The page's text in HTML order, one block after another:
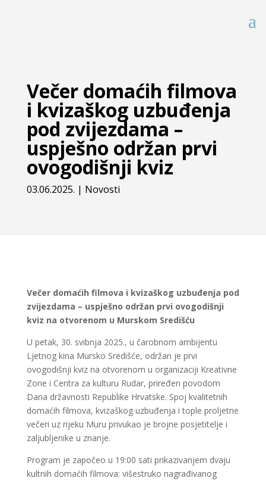
Večer domaćih filmova
i kvizaškog uzbuđenja
pod zvijezdama –
uspješno održan prvi
ovogodišnji kviz
03.06.2025. | Novosti
Večer domaćih filmova i kvizaškog uzbuđenja pod
zvijezdama – uspješno održan prvi ovogodišnji
kviz na otvorenom u Murskom Središću
U petak, 30. svibnja 2025., u čarobnom ambijentu
Ljetnog kina Mursko Središće, održan je prvi
ovogodišnji kviz na otvorenom u organizaciji Kreativne
Zone i Centra za kulturu Rudar, priređen povodom
Dana državnosti Republike Hrvatske. Spoj kvalitetnih
domaćih filmova, kvizaškog uzbuđenja i tople proljetne
večeri uz rijeku Muru privukao je brojne posjetitelje i
zaljubljenike u znanje.
Program je započeo u 19:00 sati prikazivanjem dvaju
kultnih domaćih filmova: višestruko nagrađivanog